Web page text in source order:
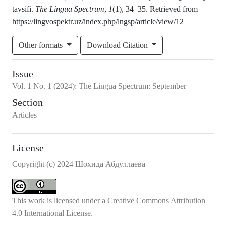
tavsifi. The Lingua Spectrum, 1(1), 34–35. Retrieved from
https://lingvospektr.uz/index.php/lngsp/article/view/12
Other formats Download Citation
Issue
Vol. 1 No. 1 (2024): The Lingua Spectrum: September
Section
Articles
License
Copyright (c) 2024 Шохида Абдуллаева
This work is licensed under a Creative Commons Attribution
4.0 International License.